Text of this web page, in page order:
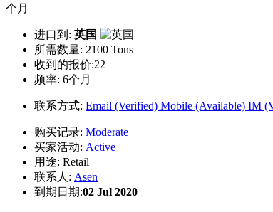
个月
进口到: 英国
所需数量: 2100 Tons
收到的报价:22
频率: 6个月
联系方式: Email (Verified) Mobile (Available) IM
购买记录: Moderate
买家活动: Active
用途: Retail
联系人: Asen
到期日期:02 Jul 2020